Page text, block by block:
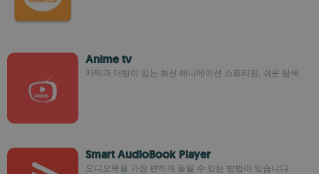
Anime tv
자막과 더빙이 있는 최신 애니메이션 스트리밍, 쉬운 탐색
Smart AudioBook Player
오디오북을 가장 편하게 들을 수 있는 방법이 있습니다